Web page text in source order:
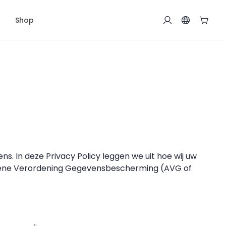
Shop
In deze Privacy Policy leggen we uit hoe wij uw
Verordening Gegevensbescherming (AVG of